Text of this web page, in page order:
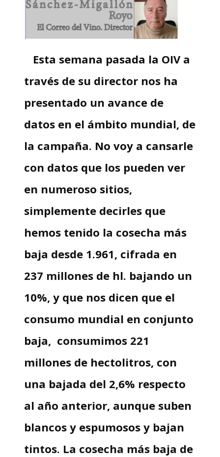
Esta semana pasada la OIV a
través de su director nos ha
presentado un avance de
datos en el ámbito mundial, de
la campaña. No voy a cansarle
con datos que los pueden ver
en numeroso sitios,
simplemente decirles que
hemos tenido la cosecha más
baja desde 1.961, cifrada en
237 millones de hl. bajando un
10%, y que nos dicen que el
consumo mundial en conjunto
baja, consumimos 221
millones de hectolitros, con
una bajada del 2,6% respecto
al año anterior, aunque suben
blancos y espumosos y bajan
tintos. La cosecha más baja de